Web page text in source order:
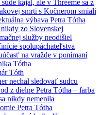
súde kajal, ale v Threeme sa z
smrti s Kočnerom smiali
výbava Petra Tótha
zo Slovenskej
služby neodišiel
spolupáchateľstva
na vražde v ponímaní
Tótha
Tóth
nechal sledovať sudcu
z dielne Petra Tótha – farba
nikdy nemenila
Petra Tótha